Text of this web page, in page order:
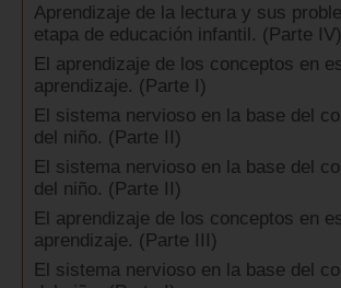
Aprendizaje de la lectura y sus
etapa de educación infantil. (Parte IV)
El aprendizaje de los conceptos en
aprendizaje. (Parte I)
El sistema nervioso en la base del
del niño. (Parte II)
El sistema nervioso en la base del
del niño. (Parte II)
El aprendizaje de los conceptos en
aprendizaje. (Parte III)
El sistema nervioso en la base del